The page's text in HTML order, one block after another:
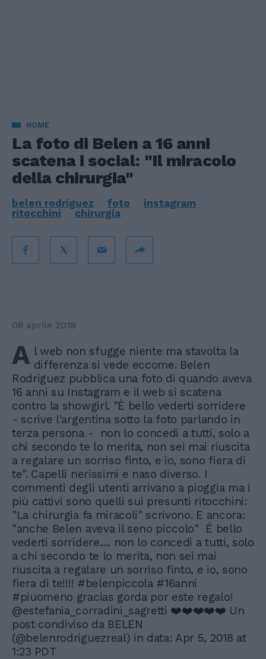
HOME
La foto di Belen a 16 anni
scatena i social: "Il miracolo
della chirurgia"
belen rodriguez foto
instagram
ritocchini
chirurgia
08 aprile 2018
A l web non sfugge niente ma stavolta la
differenza si vede eccome. Belen
Rodriguez pubblica una foto di quando aveva
16 anni su Instagram e il web si scatena
contro la showgirl. "È bello vederti sorridere
- scrive l'argentina sotto la foto parlando in
terza persona - non lo concedi a tutti, solo a
chi secondo te lo merita, non sei mai riuscita
a regalare un sorriso finto, e io, sono fiera di
te". Capelli nerissimi e naso diverso. I
commenti degli utenti arrivano a pioggia ma i
più cattivi sono quelli sui presunti ritocchini:
"La chirurgia fa miracoli" scrivono. E ancora:
"anche Belen aveva il seno piccolo" É bello
vederti sorridere..... non lo concedi a tutti, solo
a chi secondo te lo merita, non sei mai
riuscita a regalare un sorriso finto, e io, sono
fiera di te!!!! #belenpiccola #16anni
#piuomeno gracias gorda por este regalo!
@estefania_corradini_sagretti ❤️❤️❤️❤️❤️ Un
post condiviso da BELEN
(@belenrodriguezreal) in data: Apr 5, 2018 at
1:23 PDT